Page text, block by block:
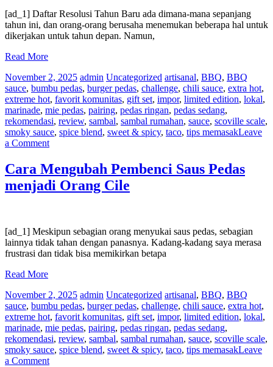
Anda
[ad_1] Daftar Resolusi Tahun Baru ada dimana-mana sepanjang
tahun ini, dan orang-orang berusaha menemukan beberapa hal untuk
dikerjakan untuk tahun depan. Namun,
Read More
November 2, 2025 admin Uncategorized artisanal, BBQ, BBQ
sauce, bumbu pedas, burger pedas, challenge, chili sauce, extra hot,
extreme hot, favorit komunitas, gift set, impor, limited edition, lokal,
marinade, mie pedas, pairing, pedas ringan, pedas sedang,
rekomendasi, review, sambal, sambal rumahan, sauce, scoville scale,
smoky sauce, spice blend, sweet & spicy, taco, tips memasakLeave
a Commenton
Tahun
Baru
bagi
Cara Mengubah Pembenci Saus Pedas
menjadi Orang Cile
[ad_1] Meskipun sebagian orang menyukai saus pedas, sebagian
lainnya tidak tahan dengan panasnya. Kadang-kadang saya merasa
frustrasi dan tidak bisa memikirkan betapa
Read More
November 2, 2025 admin Uncategorized artisanal, BBQ, BBQ
sauce, bumbu pedas, burger pedas, challenge, chili sauce, extra hot,
extreme hot, favorit komunitas, gift set, impor, limited edition, lokal,
marinade, mie pedas, pairing, pedas ringan, pedas sedang,
rekomendasi, review, sambal, sambal rumahan, sauce, scoville scale,
smoky sauce, spice blend, sweet & spicy, taco, tips memasakLeave
a Commenton